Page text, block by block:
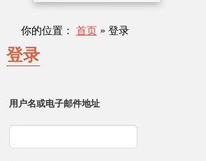
你的位置： 首页» 登录
登录
用户名或电子邮件地址